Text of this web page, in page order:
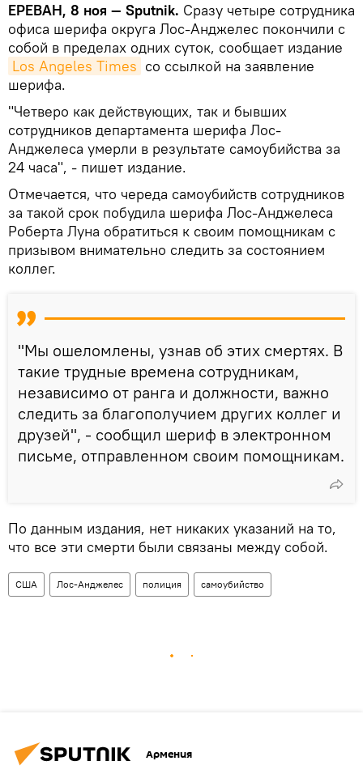
ЕРЕВАН, 8 ноя — Sputnik. Сразу четыре сотрудника
офиса шерифа округа Лос-Анджелес покончили с
собой в пределах одних суток, сообщает издание
Los Angeles Times со ссылкой на заявление
шерифа.
"Четверо как действующих, так и бывших
сотрудников департамента шерифа Лос-
Анджелеса умерли в результате самоубийства за
24 часа", - пишет издание.
Отмечается, что череда самоубийств сотрудников
за такой срок побудила шерифа Лос-Анджелеса
Роберта Луна обратиться к своим помощникам с
призывом внимательно следить за состоянием
коллег.
"Мы ошеломлены, узнав об этих смертях. В
такие трудные времена сотрудникам,
независимо от ранга и должности, важно
следить за благополучием других коллег и
друзей", - сообщил шериф в электронном
письме, отправленном своим помощникам.
По данным издания, нет никаких указаний на то,
что все эти смерти были связаны между собой.
США Лос-Анджелес полиция самоубийство
Армения